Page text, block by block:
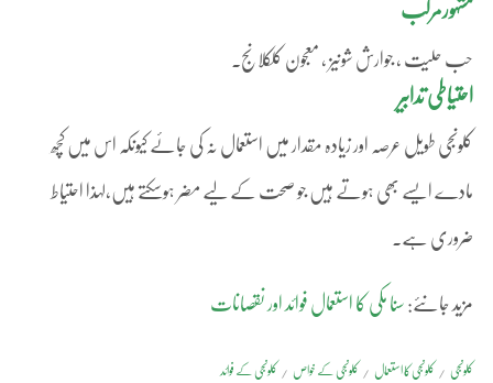
مشہورمرکب
حب حلیت ، جوارش شونیز ، معجون کلکلانج۔
احتیاطی تدابیر
کلونجی طویل عرصہ اور زیادہ مقدار میں استعمال نہ کی جائے کیونکہ اس میں کچھ
مادے ایسے بھی ہوتے ہیں جو صحت کے لیے مضر ہوسکتے ہیں،لہذا احتیاط
ضروری ہے۔
مزید جانئے: سنا مکی کا استعمال فوائد اور نقصانات
کلونجی کلونجی کا استعمال کلونجی کے خواص کلونجی کے فوائد